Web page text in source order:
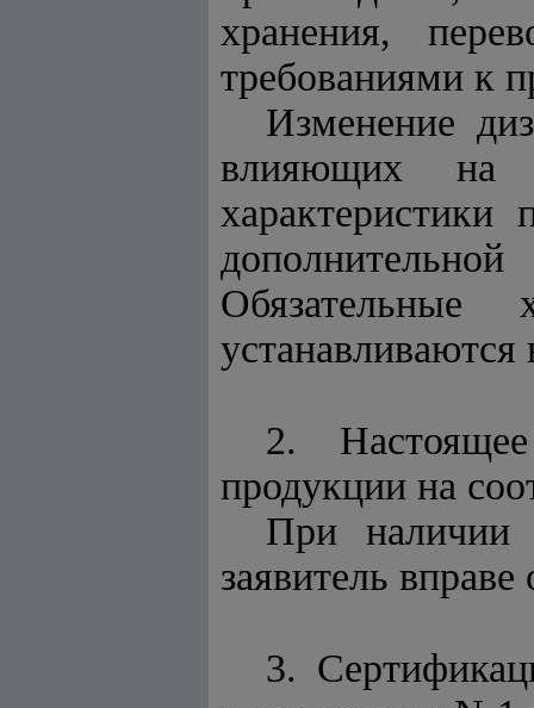
хранения,
требованиями к
Изменение
влияющих на
характеристики
Обязательные
устанавливаются
2.
продукции на
При наличии
заявитель
3.